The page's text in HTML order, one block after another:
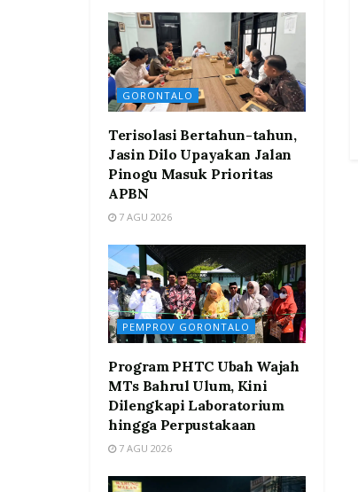
GORONTALO
Terisolasi Bertahun-tahun,
Jasin Dilo Upayakan Jalan
Pinogu Masuk Prioritas
APBN
7 AGU 2026
PEMPROV GORONTALO
Program PHTC Ubah Wajah
MTs Bahrul Ulum, Kini
Dilengkapi Laboratorium
hingga Perpustakaan
7 AGU 2026